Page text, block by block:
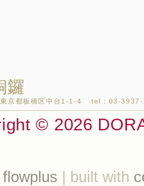
鑼
京都板橋区中台1-1-4 tel：03-
© 2026
flowplus | built with